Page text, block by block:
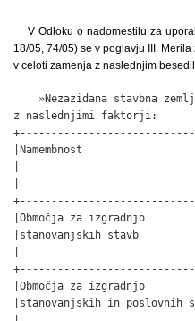
V Odloku o nadomestilu za
18/05, 74/05) se v poglavju III.
v celoti zamenja z naslednjim
»Nezazidana stavbna
z naslednjimi faktorji:
|Namembnost
|                                  |
|Območja za izgradnjo
|stanovanjskih
|Območja za izgradnjo
|stanovanjskih in